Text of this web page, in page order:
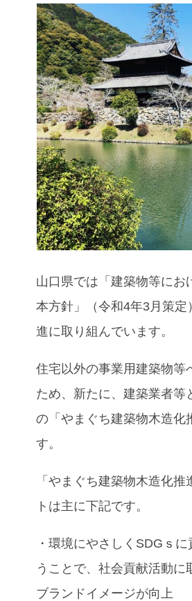
山口県では「建築物等に
本方針」（令和4年3月策
進に取り組んでいます。
住宅以外の事業用建築物等
ため、新たに、建築業者
の「やまぐち建築物木造化
す。
「やまぐち建築物木造化
トは主に下記です。
・環境にやさしくSDGｓ
うことで、社会貢献活動
ブランドイメージが向上